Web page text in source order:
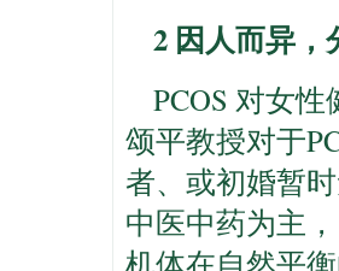
2 因人而异
PCOS 对女
颂平教授对于
者、或初婚暂
中医中药为主